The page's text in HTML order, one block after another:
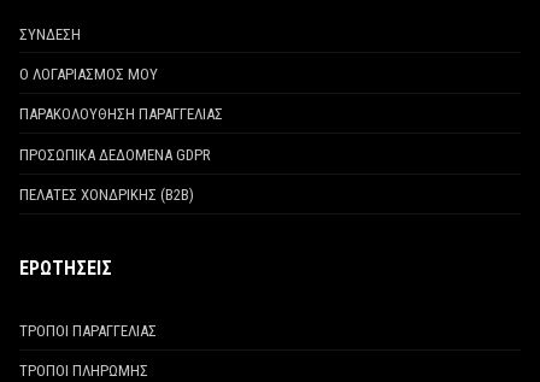
ΣΥΝΔΕΣΗ
Ο ΛΟΓΑΡΙΑΣΜΟΣ ΜΟΥ
ΠΑΡΑΚΟΛΟΥΘΗΣΗ ΠΑΡΑΓΓΕΛΙΑΣ
ΠΡΟΣΩΠΙΚΑ ΔΕΔΟΜΕΝΑ GDPR
ΠΕΛΑΤΕΣ ΧΟΝΔΡΙΚΗΣ (Β2Β)
ΕΡΩΤΗΣΕΙΣ
ΤΡΟΠΟΙ ΠΑΡΑΓΓΕΛΙΑΣ
ΤΡΟΠΟΙ ΠΛΗΡΩΜΗΣ